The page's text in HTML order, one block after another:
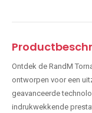
Ontdek de RandM
ontworpen voor een
geavanceerde
indrukwekkende